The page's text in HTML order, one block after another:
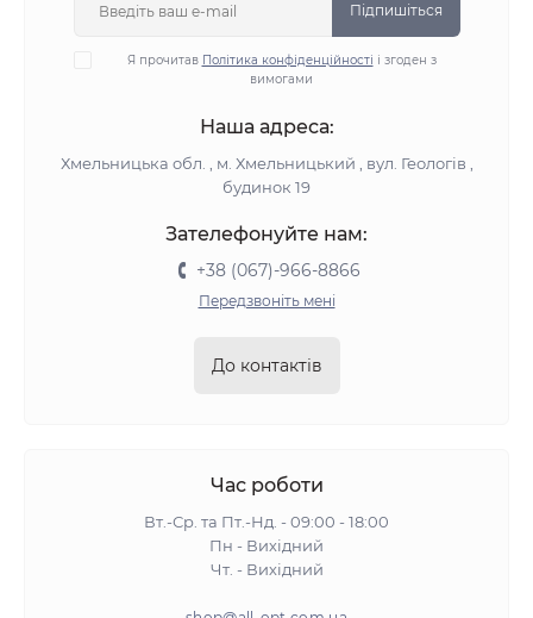
Підпишіться
Я прочитав Політика конфіденційності і згоден з
вимогами
Наша адреса:
Хмельницька обл. , м. Хмельницький , вул. Геологів ,
будинок 19
Зателефонуйте нам:
+38 (067)-966-8866
Передзвоніть мені
До контактів
Час роботи
Вт.-Ср. та Пт.-Нд. - 09:00 - 18:00
Пн - Вихідний
Чт. - Вихідний